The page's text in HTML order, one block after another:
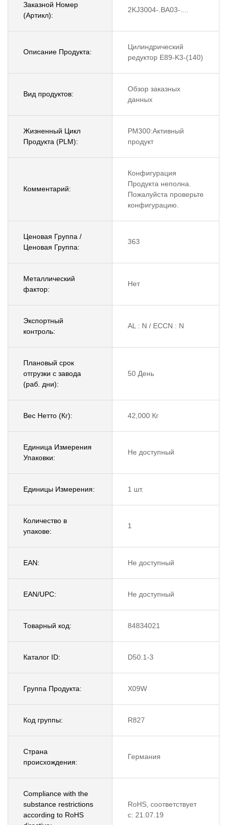
Заказной Номер
(Артикл):
2KJ3004-.BA03-....
Описание Продукта:
Цилиндрический
редуктор E89-K3-(140)
Вид продуктов:
Обзор заказных
данных
Жизненный Цикл
Продукта (PLM):
PM300:Активный
продукт
Комментарий:
Конфигурация
Продукта неполна.
Пожалуйста проверьте
конфигурацию.
Ценовая Группа /
Ценовая Группа:
363
Металлический
фактор:
Нет
Экспортный
контроль:
AL : N / ECCN : N
Плановый срок
отгрузки с завода
(раб. дни):
50 День
Вес Нетто (Кг): 42,000 Кг
Единица Измерения
Упаковки:
Не доступный
Единицы Измерения: 1 шт.
Количество в
упакове:
1
EAN: Не доступный
EAN/UPC: Не доступный
Товарный код: 84834021
Каталог ID: D50.1-3
Группа Продукта: X09W
Код группы: R827
Страна
происхождения:
Германия
Compliance with the
substance restrictions
according to RoHS
RoHS, соответствует
с: 21.07.19